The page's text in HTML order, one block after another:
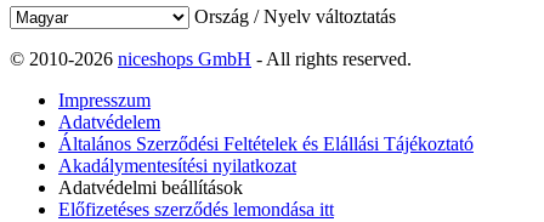
Ország / Nyelv változtatás
© 2010-2026 niceshops GmbH - All rights reserved.
Impresszum
Adatvédelem
Általános Szerződési Feltételek és Elállási Tájékoztató
Akadálymentesítési nyilatkozat
Adatvédelmi beállítások
Előfizetéses szerződés lemondása itt